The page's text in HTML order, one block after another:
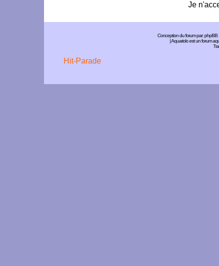
Je
Conception du forum par:phpBB
| Aquariolo est un forum